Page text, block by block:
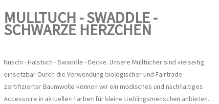
MULLTUCH - SWADDLE -
SCHWARZE HERZCHEN
Nuschi - Halstuch - Swaddle - Decke. Unsere Mulltücher sind vielseitig
einsetzbar. Durch die Verwendung biologischer und Fairtrade-
zertifizierter Baumwolle können wir ein modisches und nachhaltiges
Accessoire in aktuellen Farben für kleine Lieblingsmenschen anbieten.